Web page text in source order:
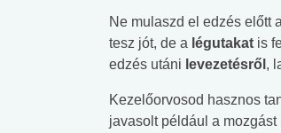
Ne mulaszd el edzés előtt a
tesz jót, de a légutakat is
edzés utáni levezetésről ,
Kezelőorvosod hasznos
javasolt például a